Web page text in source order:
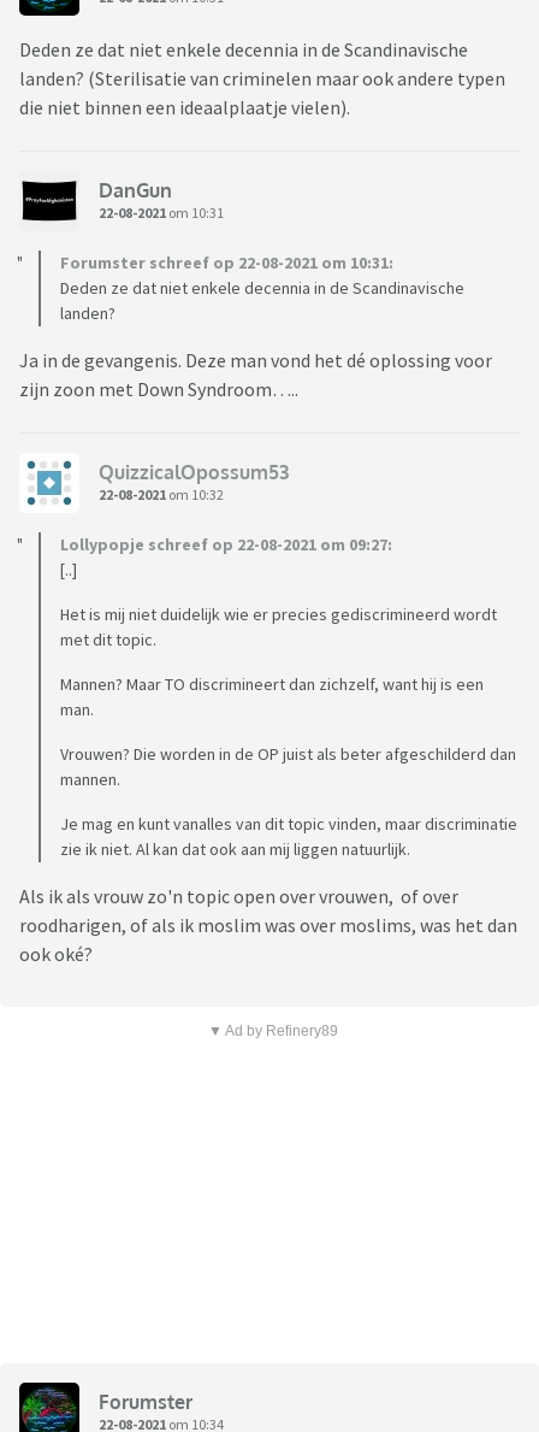
Deden ze dat niet enkele decennia in de Scandinavische
landen? (Sterilisatie van criminelen maar ook andere typen
die niet binnen een ideaalplaatje vielen).
DanGun
22-08-2021 om 10:31
Forumster schreef op 22-08-2021 om 10:31:
Deden ze dat niet enkele decennia in de Scandinavische
landen?
Ja in de gevangenis. Deze man vond het dé oplossing voor
zijn zoon met Down Syndroom…..
QuizzicalOpossum53
22-08-2021 om 10:32
Lollypopje schreef op 22-08-2021 om 09:27:
[..]
Het is mij niet duidelijk wie er precies gediscrimineerd wordt
met dit topic.
Mannen? Maar TO discrimineert dan zichzelf, want hij is een
man.
Vrouwen? Die worden in de OP juist als beter afgeschilderd dan
mannen.
Je mag en kunt vanalles van dit topic vinden, maar discriminatie
zie ik niet. Al kan dat ook aan mij liggen natuurlijk.
Als ik als vrouw zo'n topic open over vrouwen, of over
roodharigen, of als ik moslim was over moslims, was het dan
ook oké?
▼ Ad by Refinery89
Forumster
22-08-2021 om 10:34